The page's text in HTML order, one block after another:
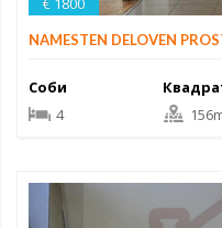
NAMESTEN DELOVEN
Соби
4